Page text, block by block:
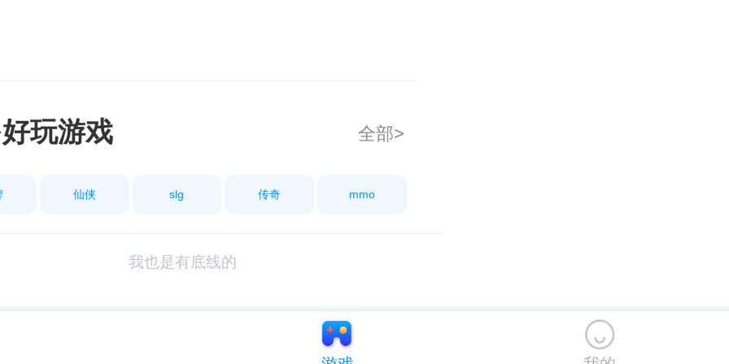
玩游戏 全部>
仙侠 slg 传奇 mmo
我也是有底线的